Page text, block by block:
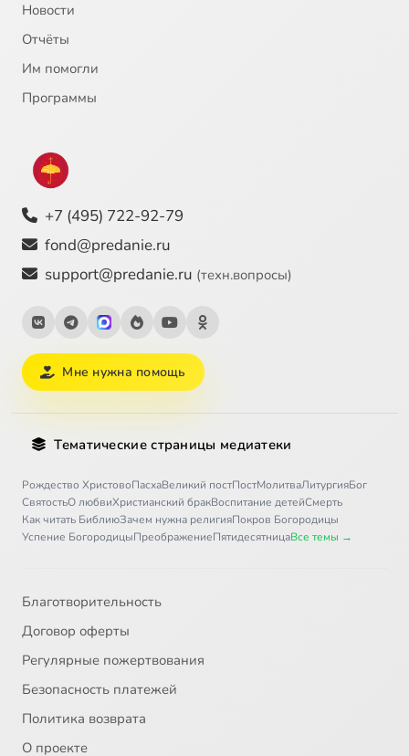
Новости
Отчёты
Им помогли
Программы
+7 (495) 722-92-79
fond@predanie.ru
support@predanie.ru (техн.вопросы)
Мне нужна помощь
Тематические страницы медиатеки
Рождество ХристовоПасхаВеликий постПостМолитваЛитургияБог
СвятостьО любвиХристианский бракВоспитание детейСмерть
Как читать БиблиюЗачем нужна религияПокров Богородицы
Успение БогородицыПреображениеПятидесятницаВсе темы →
Благотворительность
Договор оферты
Регулярные пожертвования
Безопасность платежей
Политика возврата
О проекте